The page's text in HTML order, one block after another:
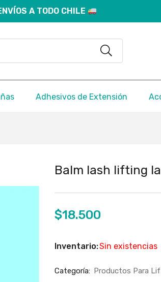
A TODO CHILE
Adhesivos de Extensión
Balm lash lifting
$18.500
Inventario:Sin existencias
Categoría: Productos Para